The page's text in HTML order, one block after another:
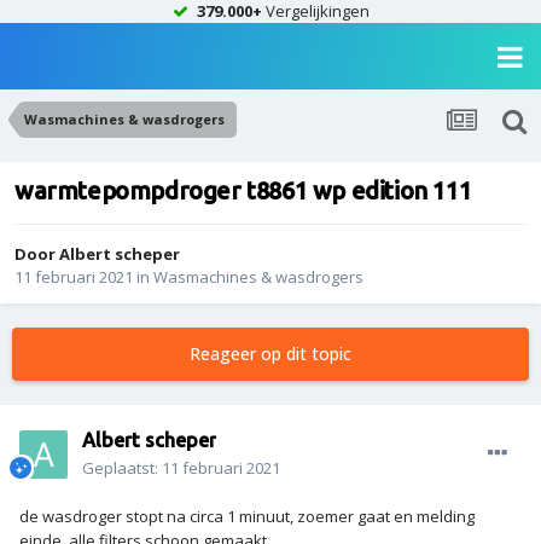
379.000+ Vergelijkingen
Wasmachines & wasdrogers
warmtepompdroger t8861 wp edition 111
DoorAlbert scheper
11 februari 2021 in Wasmachines & wasdrogers
Reageer op dit topic
Albert scheper
Geplaatst: 11 februari 2021
de wasdroger stopt na circa 1 minuut, zoemer gaat en melding